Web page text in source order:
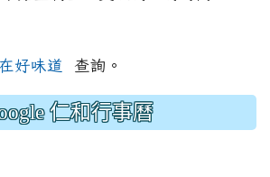
好味道 查詢。
仁和行事曆